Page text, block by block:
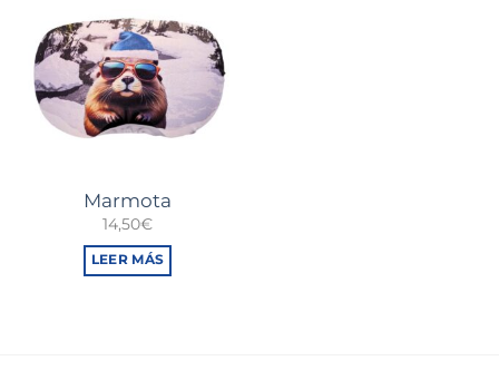
Marmota
14,50€
LEER MÁS